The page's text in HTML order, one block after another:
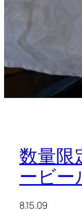
数量限
ービー
8.15.09